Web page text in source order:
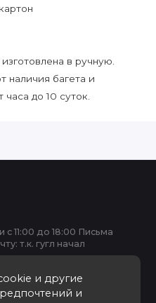
в ручную.
наличия багета и
до 10 суток.
и другие
и
11:00 до 18:00 Письма
т.к. гугл начал